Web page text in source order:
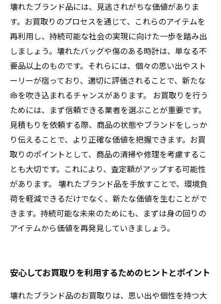
壊れたブランド品には、見逃されがちな価値がありま
す。お買取りのプロセスを通じて、これらのアイテムを
再利用し、持続可能な社会の実現に向けた一歩を踏み出
しましょう。壊れたバッグや傷のある時計は、単なる不
要品以上のものです。それらには、個々の思い出やスト
ーリーが宿っており、適切に評価されることで、新たな
命を吹き込まれるチャンスがあります。 お買取りを行う
ためには、まず信頼できる業者を選ぶことが重要です。
見積もりを依頼する際、商品の状態やブランドをしっか
り伝えることで、より正確な価値を把握できます。お買
取りのポイントとして、商品の清掃や修理を考慮するこ
とも大切です。これにより、査定額がアップする可能性
があります。 壊れたブランド品を手放すことで、環境負
荷を軽減できるだけでなく、新たな価値を生むことがで
きます。持続可能な未来のためにも、まずは身の回りの
アイテムから価値を再発見していきましょう。
安心してお買取りを利用するためのヒントとポイント
壊れたブランド品のお買取りは、思い出や個性を持つ大